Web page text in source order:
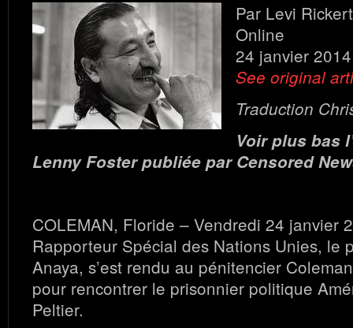
Par Levi
Online
24 janvier 2014
See original
Traduction
Voir plus bas
Lenny Foster publiée par Censored
COLEMAN, Floride – Vendredi 24 janvier
Rapporteur Spécial des Nations Unies, le
Anaya, s’est rendu au pénitencier
pour rencontrer le prisonnier politique
Peltier.